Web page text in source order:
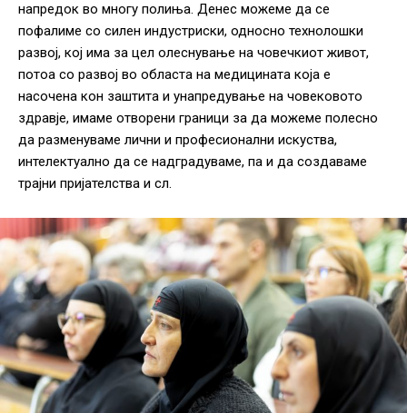
напредок во многу полиња. Денес можеме да се
пофалиме со силен индустриски, односно технолошки
развој, кој има за цел олеснување на човечкиот живот,
потоа со развој во областа на медицината која е
насочена кон заштита и унапредување на човековото
здравје, имаме отворени граници за да можеме полесно
да разменуваме лични и професионални искуства,
интелектуално да се надградуваме, па и да создаваме
трајни пријателства и сл.